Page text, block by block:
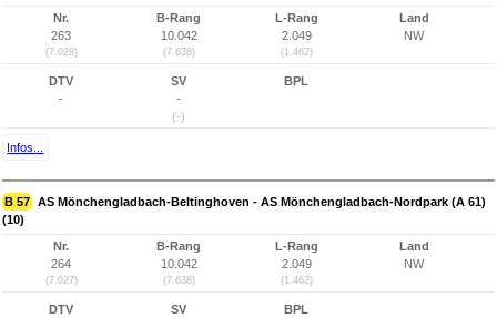
Nr.
263
(7.028)
B-Rang
10.042
(7.638)
L-Rang
2.049
(1.462)
Land
NW
DTV
-
SV
-
(-)
BPL
Infos...
B 57 AS Mönchengladbach-Beltinghoven - AS Mönchengladbach-Nordpark (A 61)
(10)
Nr.
264
(7.027)
B-Rang
10.042
(7.638)
L-Rang
2.049
(1.462)
Land
NW
DTV
SV
BPL